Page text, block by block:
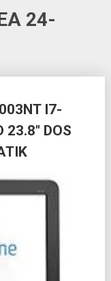
24-
I7-
23.8″ DOS